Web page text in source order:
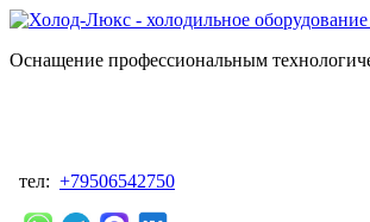
Оснащение профессиональным
тел: +79506542750